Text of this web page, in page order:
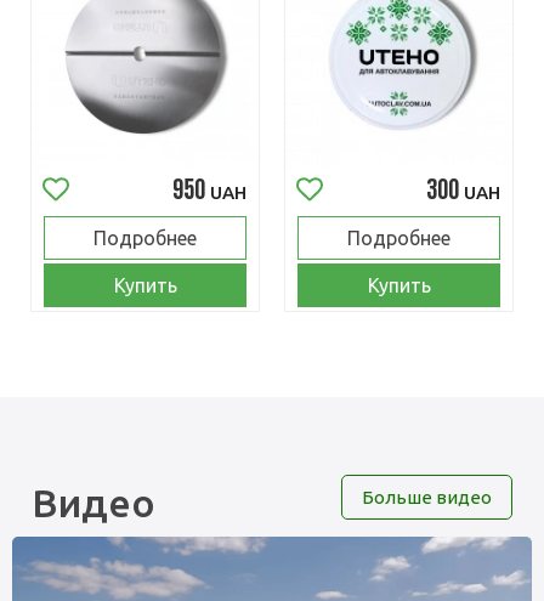
950 UAH
Подробнее
Купить
300 UAH
Подробнее
Купить
Видео Больше видео